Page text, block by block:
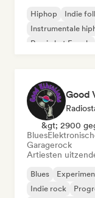
Hiphop Indie
Instrumentale
Rap in het Engels
Good
&gt; 2900
Blues
Garagerock
Artiesten
Blues
Indie rock